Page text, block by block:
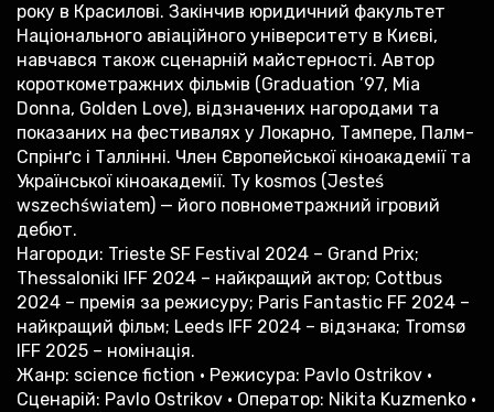
року в Красилові. Закінчив юридичний факультет
Національного авіаційного університету в Києві,
навчався також сценарній майстерності. Автор
короткометражних фільмів (Graduation ’97, Mia
Donna, Golden Love), відзначених нагородами та
показаних на фестивалях у Локарно, Тампере, Палм-
Спрінґс і Таллінні. Член Європейської кіноакадемії та
Української кіноакадемії. Ty kosmos (Jesteś
wszechświatem) — його повнометражний ігровий
дебют.
Нагороди: Trieste SF Festival 2024 – Grand Prix;
Thessaloniki IFF 2024 – найкращий актор; Cottbus
2024 – премія за режисуру; Paris Fantastic FF 2024 –
найкращий фільм; Leeds IFF 2024 – відзнака; Tromsø
IFF 2025 – номінація.
Жанр: science fiction • Режисура: Pavlo Ostrikov •
Сценарій: Pavlo Ostrikov • Оператор: Nikita Kuzmenko •